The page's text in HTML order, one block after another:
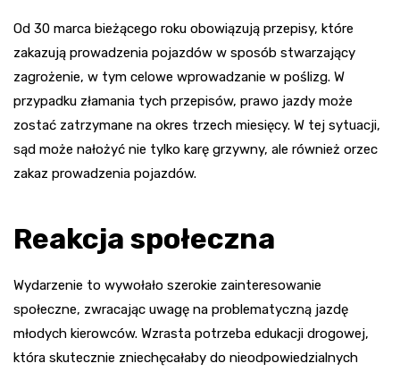
Od 30 marca bieżącego roku obowiązują przepisy, które
zakazują prowadzenia pojazdów w sposób stwarzający
zagrożenie, w tym celowe wprowadzanie w poślizg. W
przypadku złamania tych przepisów, prawo jazdy może
zostać zatrzymane na okres trzech miesięcy. W tej sytuacji,
sąd może nałożyć nie tylko karę grzywny, ale również orzec
zakaz prowadzenia pojazdów.
Reakcja społeczna
Wydarzenie to wywołało szerokie zainteresowanie
społeczne, zwracając uwagę na problematyczną jazdę
młodych kierowców. Wzrasta potrzeba edukacji drogowej,
która skutecznie zniechęcałaby do nieodpowiedzialnych